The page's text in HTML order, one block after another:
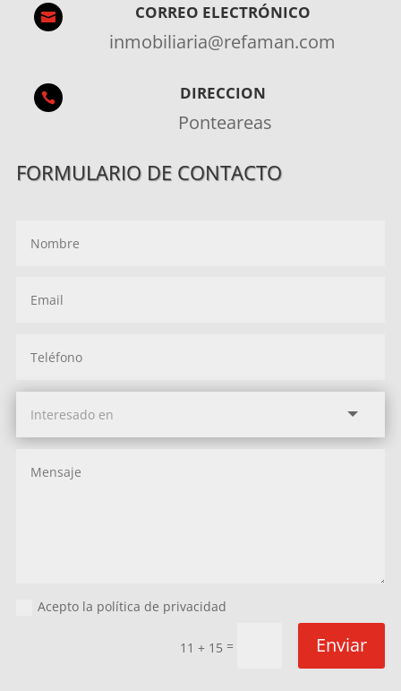
 CORREO ELECTRÓNICO
inmobiliaria@refaman.com
 DIRECCION
Ponteareas
FORMULARIO DE CONTACTO
Acepto la política de privacidad
11 + 15 = Enviar